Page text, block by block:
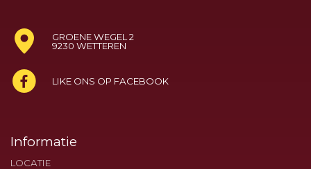
GROENE WEGEL 2
9230 WETTEREN
LIKE ONS OP FACEBOOK
Informatie
LOCATIE